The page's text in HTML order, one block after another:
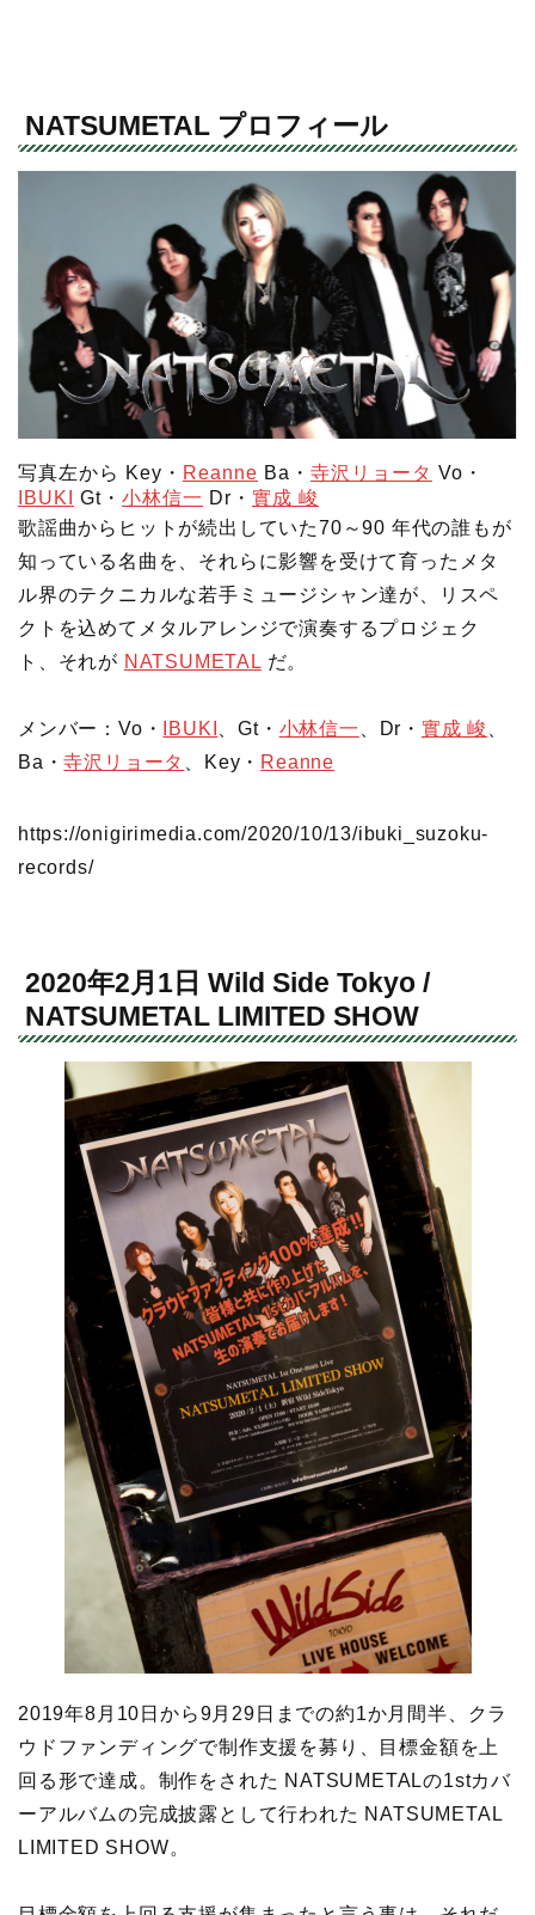
NATSUMETAL プロフィール
写真左から Key・ Reanne Ba・ 寺沢リョータ Vo・
IBUKI
Gt・ 小林信一 Dr・ 實成 峻
歌謡曲からヒットが続出していた70～90 年代の誰もが
知っている名曲を、それらに影響を受けて育ったメタ
ル界のテクニカルな若手ミュージシャン達が、リスペ
クトを込めてメタルアレンジで演奏するプロジェク
ト、それが NATSUMETAL だ。
メンバー：Vo・ IBUKI 、Gt・ 小林信一 、Dr・實成 峻
Ba・寺沢リョータ 、Key・ Reanne
https://onigirimedia.com/2020/10/13/ibuki_suzoku-
records/
2020年2月1日 Wild Side Tokyo /
NATSUMETAL LIMITED SHOW
2019年8月10日から9月29日までの約1か月間半、クラ
ウドファンディングで制作支援を募り、目標金額を上
回る形で達成。制作をされた NATSUMETALの1stカバ
ーアルバムの完成披露として行われた NATSUMETAL
LIMITED SHOW。